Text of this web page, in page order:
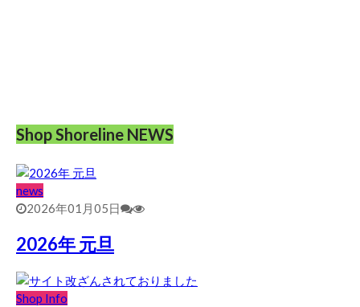
Shop Shoreline NEWS
news
2026年01月05日
2026年 元旦
Shop Info